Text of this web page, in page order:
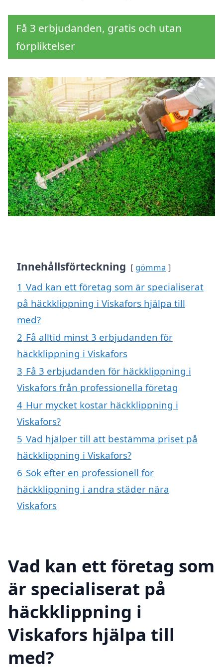
Få 3 erbjudanden, gratis och utan
förpliktelser
Innehållsförteckning gömma
1 Vad kan ett företag som är specialiserat
på häckklippning i Viskafors hjälpa till
med?
2 Få alltid minst 3 erbjudanden för
häckklippning i Viskafors
3 Få 3 erbjudanden för häckklippning i
Viskafors från professionella företag
4 Hur mycket kostar häckklippning i
Viskafors?
5 Vad hjälper till att bestämma priset på
häckklippning i Viskafors?
6 Sök efter en professionell för
häckklippning i andra städer nära
Viskafors
Vad kan ett företag som
är specialiserat på
häckklippning i
Viskafors hjälpa till
med?